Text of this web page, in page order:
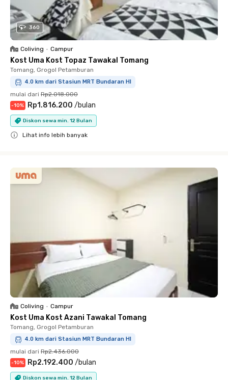
360
Coliving • Campur
Kost Uma Kost Topaz Tawakal Tomang
Tomang, Grogol Petamburan
4.0 km dari Stasiun MRT Bundaran HI
mulai dari Rp2.018.000
-10% Rp1.816.200 /bulan
Diskon sewa min. 12 Bulan
Lihat info lebih banyak
Coliving • Campur
Kost Uma Kost Azani Tawakal Tomang
Tomang, Grogol Petamburan
4.0 km dari Stasiun MRT Bundaran HI
mulai dari Rp2.436.000
-10% Rp2.192.400 /bulan
Diskon sewa min. 12 Bulan